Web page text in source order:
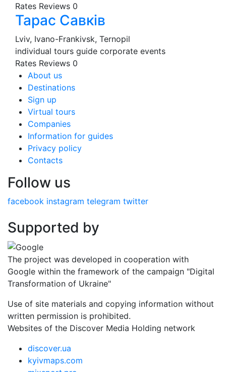
Rates Reviews 0
Тарас Савків
Lviv, Ivano-Frankivsk, Ternopil
individual tours guide corporate events
Rates Reviews 0
About us
Destinations
Sign up
Virtual tours
Companies
Information for guides
Privacy policy
Contacts
Follow us
facebook instagram telegram twitter
Supported by
The project was developed in cooperation with
Google within the framework of the campaign "Digital
Transformation of Ukraine"
Use of site materials and copying information without
written permission is prohibited.
Websites of the Discover Media Holding network
discover.ua
kyivmaps.com